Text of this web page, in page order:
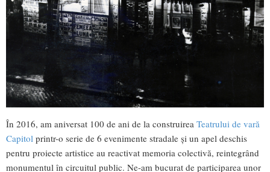
În 2016, am aniversat 100 de ani de la construirea Teatrului de vară
Capitol printr-o serie de 6 evenimente stradale și un apel deschis
pentru proiecte artistice au reactivat memoria colectivă, reintegrând
monumentul în circuitul public. Ne-am bucurat de participarea unor